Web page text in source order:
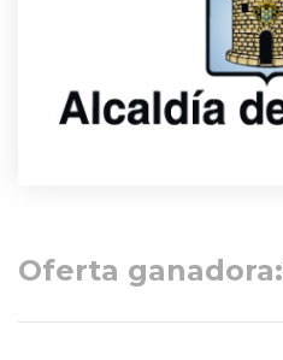
Oferta ganadora: